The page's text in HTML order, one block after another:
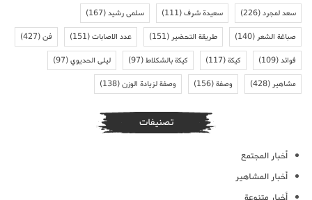
سعد لمجرد(226) سعيدة شرف(111) سلمى رشيد(167)
صباغة الشعر(140) طريقة التحضير(151) عدد الاصابات(151) فن(427)
فوائد(109) كيكة(117) كيكة بالشكلاط(97) ليلى الحديوي(97)
مشاهير(428) وصفة(156) وصفة لزيادة الوزن(138)
تصنيفات
أخبار المجتمع
أخبار المشاهير